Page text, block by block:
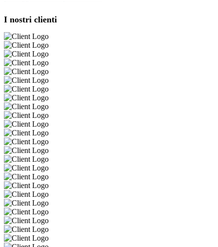
I nostri clienti